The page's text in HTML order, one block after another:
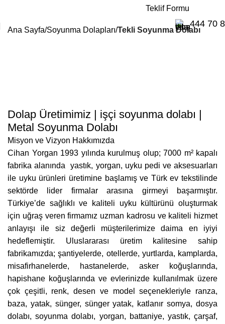
Teklif Formu
444 70
Ana Sayfa Soyunma Dolapları Tekli Soyunma Dolabı
Dolap Üretimimiz | işçi soyunma dolabı |
Metal Soyunma Dolabı
Misyon ve Vizyon Hakkımızda
Cihan Yorgan 1993 yılında kurulmuş olup; 7000 m² kapalı
fabrika alanında yastık, yorgan, uyku pedi ve aksesuarları
ile uyku ürünleri üretimine başlamış ve Türk ev tekstilinde
sektörde lider firmalar arasına girmeyi başarmıştır.
Türkiye’de sağlıklı ve kaliteli uyku kültürünü oluşturmak
için uğraş veren firmamız uzman kadrosu ve kaliteli hizmet
anlayışı ile siz değerli müşterilerimize daima en iyiyi
hedeflemiştir. Uluslararası üretim kalitesine sahip
fabrikamızda; şantiyelerde, otellerde, yurtlarda, kamplarda,
misafirhanelerde, hastanelerde, asker koğuşlarında,
hapishane koğuşlarında ve evlerinizde kullanılmak üzere
çok çeşitli, renk, desen ve model seçenekleriyle ranza,
baza, yatak, sünger, sünger yatak, katlanır somya, dosya
dolabı, soyunma dolabı, yorgan, battaniye, yastık, çarşaf,